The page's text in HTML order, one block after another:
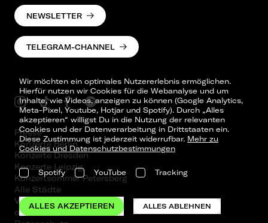
Wir möchten ein optimales Nutzererlebnis ermöglichen.
Hierfür nutzen wir Cookies für die Webanalyse und um
Inhalte, wie Videos, anzeigen zu können (Google Analytics,
Meta-Pixel, Youtube, Hotjar und Spotify). Durch „Alles
akzeptieren“ willigst Du in die Nutzung der relevanten
Cookies und der Datenverarbeitung in Drittstaaten ein.
Diese Zustimmung ist jederzeit widerrufbar. Mehr zu
Cookies und Datenschutzbestimmungen
Spotify YouTube Tracking
ALLES AKZEPTIEREN ALLES ABLEHNEN
NEWSLETTER
TELEGRAM-CHANNEL
Presse
Konzerte Berlin
Konzerte Dresden
Konzerte Leipzig
Konzertsommer Petersberg
Alle Städte
Vergangene Shows
o_team